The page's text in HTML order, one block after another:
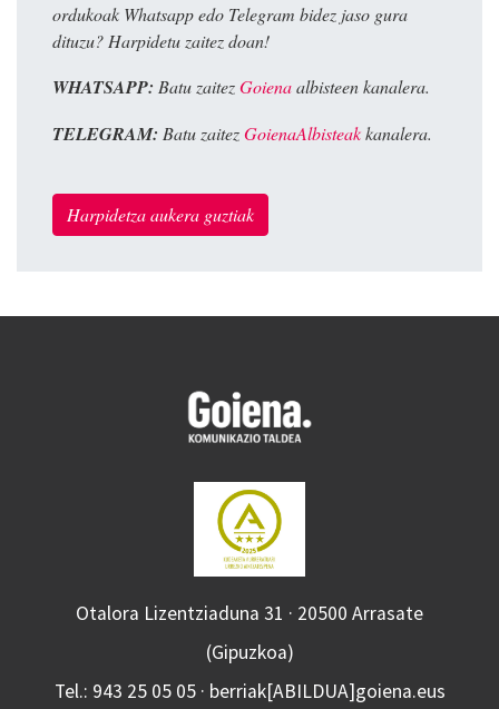
ordukoak Whatsapp edo Telegram bidez jaso gura
dituzu? Harpidetu zaitez doan!
WHATSAPP: Batu zaitezGoienaalbisteen kanalera.
TELEGRAM: Batu zaitezGoienaAlbisteakkanalera.
Harpidetza aukera guztiak
Otalora Lizentziaduna 31 · 20500 Arrasate
(Gipuzkoa)
Tel.: 943 25 05 05 · berriak[ABILDUA]goiena.eus